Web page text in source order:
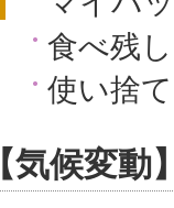
食べ残
使い捨
気候変動】